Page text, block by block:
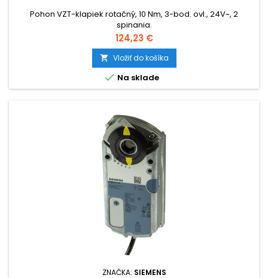
Pohon VZT-klapiek rotačný, 10 Nm, 3-bod. ovl., 24V~, 2
spinania.
Cena
124,23 €
 Vložiť do košíka
 Na sklade
ZNAČKA: SIEMENS